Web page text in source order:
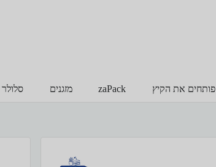
פותחים את הקיץ zaPack מזגנים